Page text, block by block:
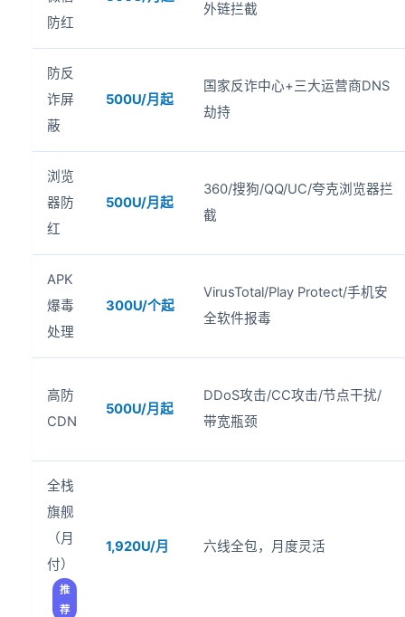
防红
外链拦截
防反
诈屏
蔽
500U/月起
国家反诈中心+三大运营商DNS
劫持
浏览
器防
红
500U/月起
360/搜狗/QQ/UC/夸克浏览器拦
截
APK
爆毒
处理
300U/个起
VirusTotal/Play Protect/手机安
全软件报毒
高防
CDN
500U/月起
DDoS攻击/CC攻击/节点干扰/
带宽瓶颈
全栈
旗舰
（月
付）
推
荐
1,920U/月 六线全包，月度灵活